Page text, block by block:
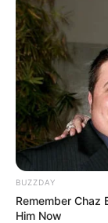
BUZZDAY
Remember Chaz
Him Now